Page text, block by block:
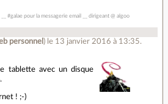
#galae pour la messagerie email __ dirigeant @ algoo
personnel ) le 13 janvier 2016 à 13:35.
tablette avec un disque
! ;-)